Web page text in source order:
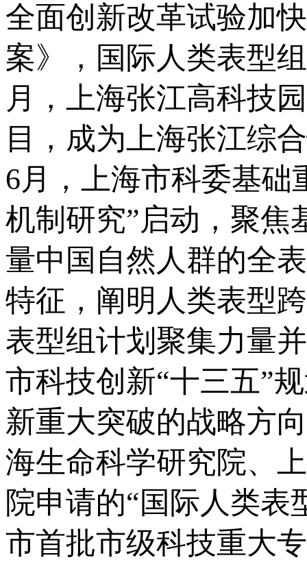
全面创新改革试验加
案》，国际人类表型
月，上海张江高科技
目，成为上海张江综
6月，上海市科委基础
机制研究”启动，聚
量中国自然人群的全
特征，阐明人类表型
表型组计划聚集力量
市科技创新“十三五”
新重大突破的战略方
海生命科学研究院、
院申请的“国际人类表
市首批市级科技重大